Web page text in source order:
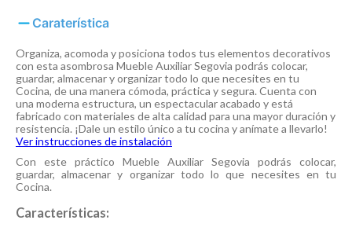
Caraterística
Organiza, acomoda y posiciona todos tus elementos decorativos
con esta asombrosa Mueble Auxiliar Segovia podrás colocar,
guardar, almacenar y organizar todo lo que necesites en tu
Cocina, de una manera cómoda, práctica y segura. Cuenta con
una moderna estructura, un espectacular acabado y está
fabricado con materiales de alta calidad para una mayor duración y
resistencia. ¡Dale un estilo único a tu cocina y anímate a llevarlo!
Ver instrucciones de instalación
Con este práctico Mueble Auxiliar Segovia podrás colocar,
guardar, almacenar y organizar todo lo que necesites en tu
Cocina.
Características: